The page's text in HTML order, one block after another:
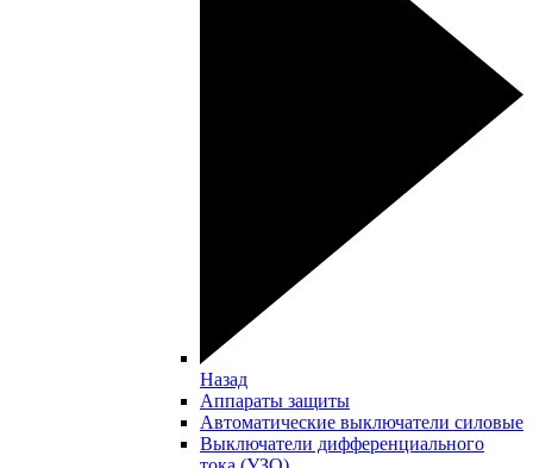
Назад
Аппараты защиты
Автоматические выключатели силовые
Выключатели дифференциального